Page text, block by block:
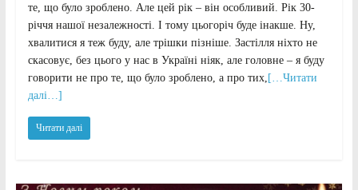
те, що було зроблено. Але цей рік – він особливий. Рік 30-
річчя нашої незалежності. І тому цьогоріч буде інакше. Ну,
хвалитися я теж буду, але трішки пізніше. Застілля ніхто не
скасовує, без цього у нас в Україні ніяк, але головне – я буду
говорити не про те, що було зроблено, а про тих, […Читати
далі…]
Читати далі